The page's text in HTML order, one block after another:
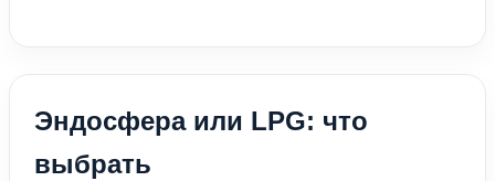
Эндосфера или LPG: что
выбрать